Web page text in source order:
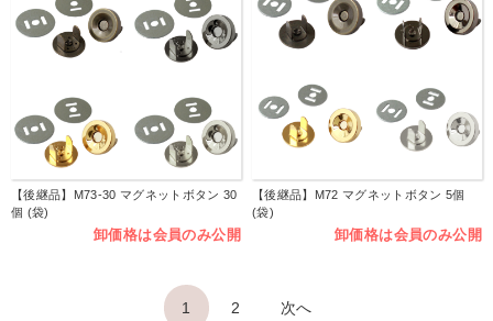
【後継品】M73-30 マグネットボタン 30
個 (袋)
卸価格は会員のみ公開
【後継品】M72 マグネットボタン 5個
(袋)
卸価格は会員のみ公開
1 2 次へ